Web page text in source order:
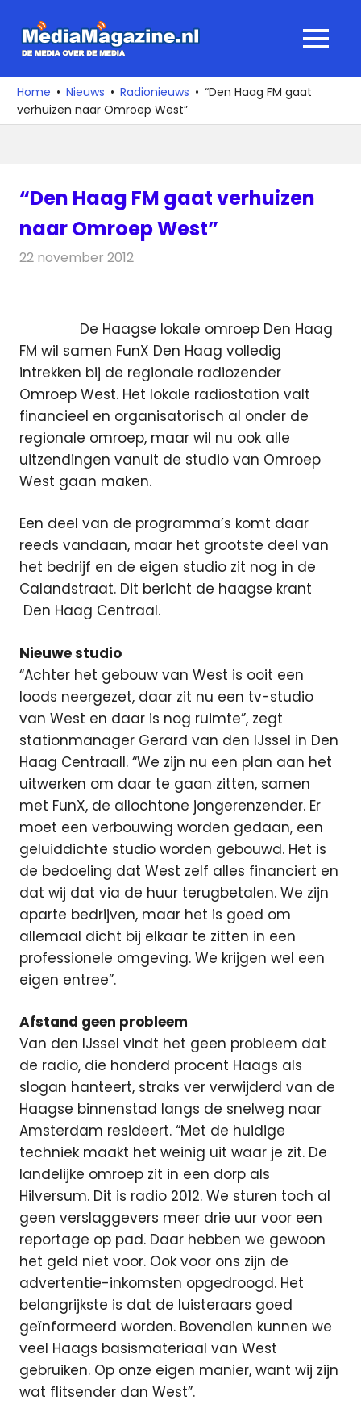
naar
media
over
de
MENU
Home Nieuws Radionieuws
“Den Haag FM gaat
verhuizen naar Omroep West”
“Den Haag FM gaat verhuizen
naar Omroep West”
22 november 2012
De Haagse lokale omroep Den Haag
FM wil samen FunX Den Haag volledig
intrekken bij de regionale radiozender
Omroep West. Het lokale radiostation valt
financieel en organisatorisch al onder de
regionale omroep, maar wil nu ook alle
uitzendingen vanuit de studio van Omroep
West gaan maken.
Een deel van de programma’s komt daar
reeds vandaan, maar het grootste deel van
het bedrijf en de eigen studio zit nog in de
Calandstraat. Dit bericht de haagse krant
Den Haag Centraal.
Nieuwe studio
“Achter het gebouw van West is ooit een
loods neergezet, daar zit nu een tv-studio
van West en daar is nog ruimte”, zegt
stationmanager Gerard van den IJssel in Den
Haag Centraall. “We zijn nu een plan aan het
uitwerken om daar te gaan zitten, samen
met FunX, de allochtone jongerenzender. Er
moet een verbouwing worden gedaan, een
geluiddichte studio worden gebouwd. Het is
de bedoeling dat West zelf alles financiert en
dat wij dat via de huur terugbetalen. We zijn
aparte bedrijven, maar het is goed om
allemaal dicht bij elkaar te zitten in een
professionele omgeving. We krijgen wel een
eigen entree”.
Afstand geen probleem
Van den IJssel vindt het geen probleem dat
de radio, die honderd procent Haags als
slogan hanteert, straks ver verwijderd van de
Haagse binnenstad langs de snelweg naar
Amsterdam resideert. “Met de huidige
techniek maakt het weinig uit waar je zit. De
landelijke omroep zit in een dorp als
Hilversum. Dit is radio 2012. We sturen toch al
geen verslaggevers meer drie uur voor een
reportage op pad. Daar hebben we gewoon
het geld niet voor. Ook voor ons zijn de
advertentie-inkomsten opgedroogd. Het
belangrijkste is dat de luisteraars goed
geïnformeerd worden. Bovendien kunnen we
veel Haags basismateriaal van West
gebruiken. Op onze eigen manier, want wij zijn
wat flitsender dan West”.